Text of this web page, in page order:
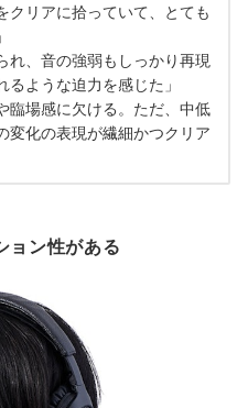
クリアに拾っていて、とても
れ、音の強弱もしっかり再現
ような迫力を感じた」
臨場感に欠ける。ただ、中低
変化の表現が繊細かつクリア
ョン性がある